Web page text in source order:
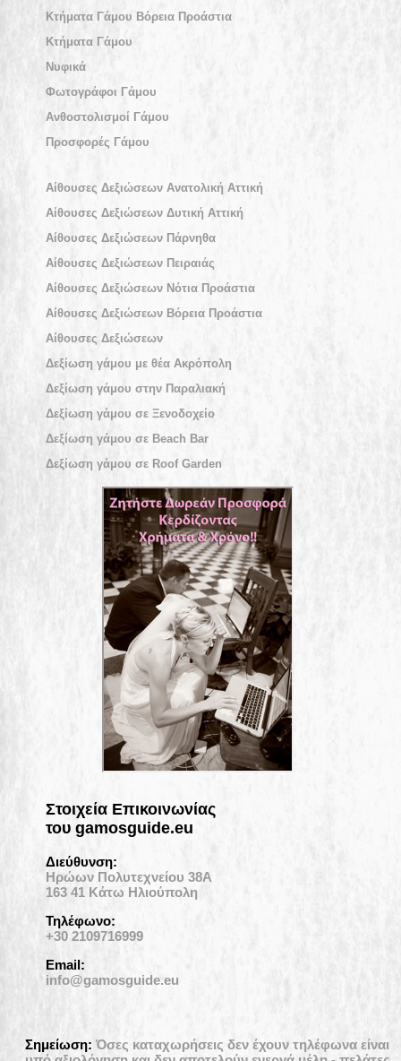
Κτήματα Γάμου Βόρεια Προάστια
Κτήματα Γάμου
Νυφικά
Φωτογράφοι Γάμου
Ανθοστολισμοί Γάμου
Προσφορές Γάμου
Αίθουσες Δεξιώσεων Ανατολική Αττική
Αίθουσες Δεξιώσεων Δυτική Αττική
Αίθουσες Δεξιώσεων Πάρνηθα
Αίθουσες Δεξιώσεων Πειραιάς
Αίθουσες Δεξιώσεων Νότια Προάστια
Αίθουσες Δεξιώσεων Βόρεια Προάστια
Αίθουσες Δεξιώσεων
Δεξίωση γάμου με θέα Ακρόπολη
Δεξίωση γάμου στην Παραλιακή
Δεξίωση γάμου σε Ξενοδοχείο
Δεξίωση γάμου σε Beach Bar
Δεξίωση γάμου σε Roof Garden
Στοιχεία Επικοινωνίας
του gamosguide.eu
Διεύθυνση:
Ηρώων Πολυτεχνείου 38Α
163 41 Κάτω Ηλιούπολη
Τηλέφωνο:
+30 2109716999
Email:
info@gamosguide.eu
Σημείωση: Όσες καταχωρήσεις δεν έχουν τηλέφωνα είναι